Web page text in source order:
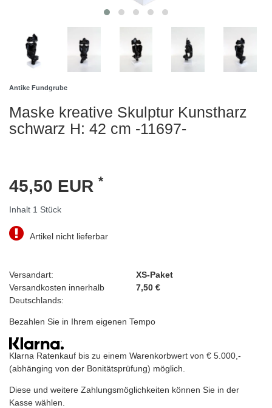
Antike Fundgrube
Maske kreative Skulptur Kunstharz
schwarz H: 42 cm -11697-
45,50 EUR *
Inhalt 1 Stück
Artikel nicht lieferbar
Versandart:
XS-Paket
Versandkosten innerhalb
Deutschlands:
7,50 €
Bezahlen Sie in Ihrem eigenen Tempo
Klarna Ratenkauf bis zu einem Warenkorbwert von € 5.000,-
(abhänging von der Bonitätsprüfung) möglich.
Diese und weitere Zahlungsmöglichkeiten können Sie in der
Kasse wählen.